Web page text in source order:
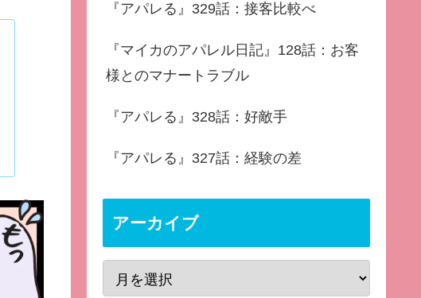
『アパレる』329話：接客比較べ
『マイカのアパレル日記』128話：お客
様とのマナートラブル
『アパレる』328話：好敵手
『アパレる』327話：経験の差
アーカイブ